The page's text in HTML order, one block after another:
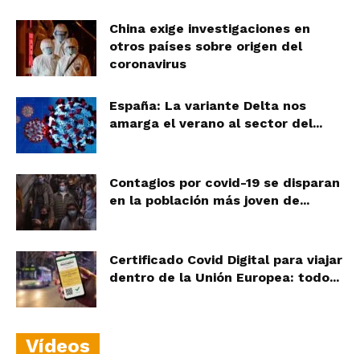
China exige investigaciones en
otros países sobre origen del
coronavirus
España: La variante Delta nos
amarga el verano al sector del...
Contagios por covid-19 se disparan
en la población más joven de...
Certificado Covid Digital para viajar
dentro de la Unión Europea: todo...
Vídeos